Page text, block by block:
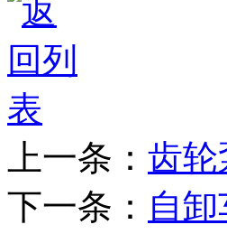
上一条： 齿轮
下一条： 自